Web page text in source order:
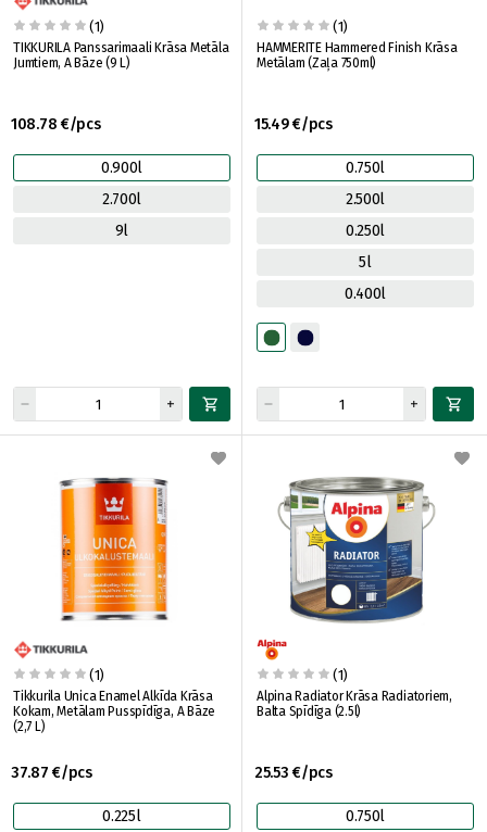
(1)
TIKKURILA Panssarimaali Krāsa Metāla
Jumtiem, A Bāze (9 L)
108.78 €/pcs
0.900l
2.700l
9l
(1)
HAMMERITE Hammered Finish Krāsa
Metālam (Zaļa 750ml)
15.49 €/pcs
0.750l
2.500l
0.250l
5l
0.400l
(1)
Tikkurila Unica Enamel Alkīda Krāsa
Kokam, Metālam Pusspīdīga, A Bāze
(2,7 L)
37.87 €/pcs
0.225l
(1)
Alpina Radiator Krāsa Radiatoriem,
Balta Spīdīga (2.5l)
25.53 €/pcs
0.750l